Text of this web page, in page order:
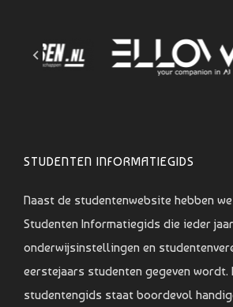
STUDENTEN INFORMATIEGIDS
Naast de studentenwebsite hebben
Studenten Informatiegids die ieder
onderwijsinstellingen en
eerstejaars studenten gegeven wordt.
studentengids staat boordevol